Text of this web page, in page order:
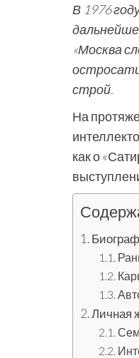
В 1976
«Москва
строй.
На
как о
Личная